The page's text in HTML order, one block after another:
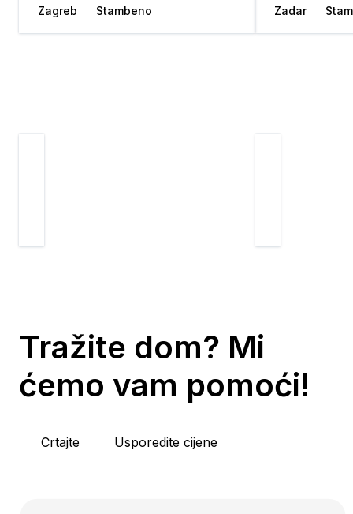
Zagreb Stambeno Zadar
Tražite dom? Mi
ćemo vam pomoći!
Crtajte Usporedite cijene